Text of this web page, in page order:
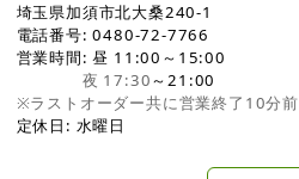
埼玉県加須市北大桑240-1
電話番号: 0480-72-7766
営業時間: 昼 11:00～15:00
夜 17:30～21:00
※ラストオーダー共に営業終了10分前
定休日: 水曜日